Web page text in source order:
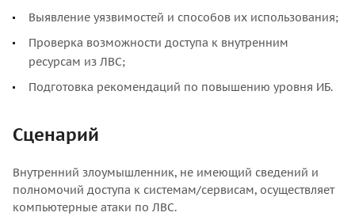
Выявление уязвимостей и способов их использования;
Проверка возможности доступа к внутренним
ресурсам из ЛВС;
Подготовка рекомендаций по повышению уровня ИБ.
Сценарий
Внутренний злоумышленник, не имеющий сведений и
полномочий доступа к системам/сервисам, осуществляет
компьютерные атаки по ЛВС.